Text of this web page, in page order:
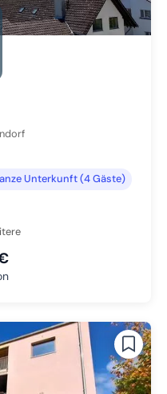
Slide 1 wechseln
Slide 2 wechseln
Slide 3 wechseln
Slide 4 wechseln
Slide 5 wechseln
Slide 6 wechseln
Unterkunft (4 Gäste)